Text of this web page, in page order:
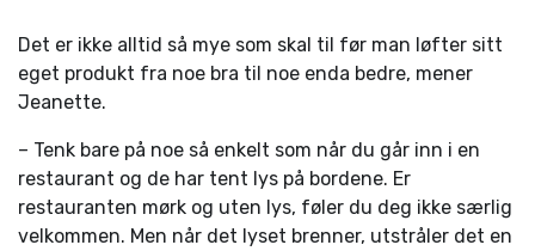
Det er ikke alltid så mye som skal til før man løfter sitt
eget produkt fra noe bra til noe enda bedre, mener
Jeanette.
– Tenk bare på noe så enkelt som når du går inn i en
restaurant og de har tent lys på bordene. Er
restauranten mørk og uten lys, føler du deg ikke særlig
velkommen. Men når det lyset brenner, utstråler det en